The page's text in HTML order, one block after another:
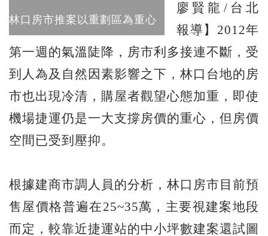
林口房市推案以重劃區為重心
廖賢龍/台北
報導】2012年
第一週的氣溫陡降，房市利多接連不斷，受
到人為及自然因素影響之下，林口台地的房
市也出現冷清，購屋者觀望心態加重，即使
機場捷運仍是一大支撐房價的重心，但房價
空間已受到壓抑。
根據建商市調人員的分析，林口房市目前預
售屋價格普遍在25~35萬，主要視建案地段
而定，較靠近捷運站的中小坪數建案還試圖